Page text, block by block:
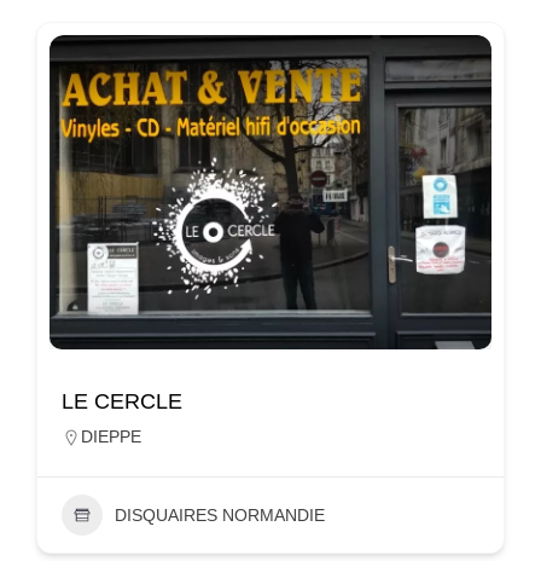
LE CERCLE
DIEPPE
DISQUAIRES NORMANDIE